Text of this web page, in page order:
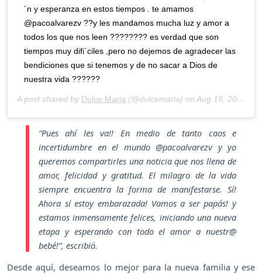
´n y esperanza en estos tiempos . te amamos
@pacoalvarezv ??y les mandamos mucha luz y amor a
todos los que nos leen ???????? es verdad que son
tiempos muy difi´ciles ,pero no dejemos de agradecer las
bendiciones que si tenemos y de no sacar a Dios de
nuestra vida ??????
A post shared by Dulce Maria (@dulcemaria) on Aug 19, 2020 at 3:34pm PDT
“Pues ahí les va!! En medio de tanto caos e
incertidumbre en el mundo @pacoalvarezv y yo
queremos compartirles una noticia que nos llena de
amor, felicidad y gratitud. El milagro de la vida
siempre encuentra la forma de manifestarse. Sí!
Ahora sí estoy embarazada! Vamos a ser papás! y
estamos inmensamente felices, iniciando una nueva
etapa y esperando con todo el amor a nuestr@
bebé!”, escribió.
Desde aquí, deseamos lo mejor para la nueva familia y ese